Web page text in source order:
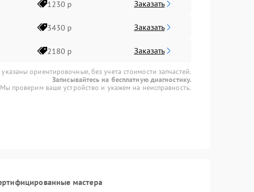
1230 р Заказать
3430 р Заказать
2180 р Заказать
ориентировочные, без учета стоимости запчастей.
Записывайтесь на бесплатную диагностику.
Мы проверим ваше устройство и укажем на неисправность.
мастера